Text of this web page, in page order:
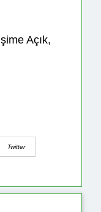
Açık,
Twitter